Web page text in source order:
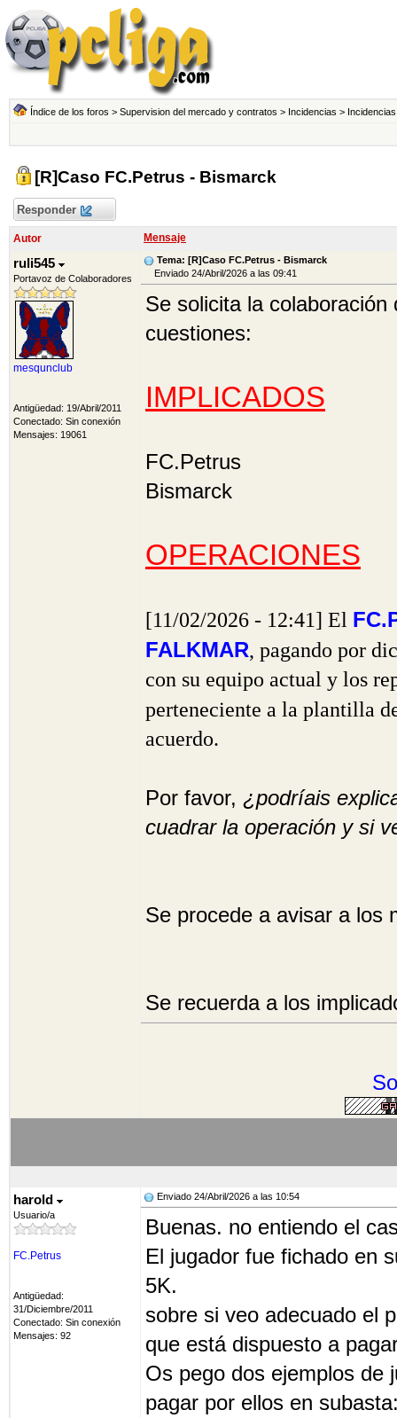
Índice de los foros > Supervision del mercado y contratos > Incidencias >
[R]Caso FC.Petrus - Bismarck
Responder
Autor Mensaje
ruli545
Portavoz de Colaboradores
mesqunclub
Antigüedad: 19/Abril/2011
Conectado: Sin conexión
Mensajes: 19061
Tema: [R]Caso FC.Petrus - Bismarck
Enviado 24/Abril/2026 a las 09:41
Se solicita la
cuestiones:
IMPLICADOS
FC.Petrus
Bismarck
OPERACIONES
[11/02/2026 - 12:41] El
FALKMAR, pagando por
con su equipo actual y los
perteneciente a la plantilla
acuerdo.
Por favor, ¿podríais
cuadrar la operación y si
Se procede a avisar a los
Se recuerda a los
harold
Usuario/a
FC.Petrus
Antigüedad:
31/Diciembre/2011
Conectado: Sin conexión
Mensajes: 92
Enviado 24/Abril/2026 a las 10:54
Buenas. no entiendo el
El jugador fue fichado en
5K.
sobre si veo adecuado el
que está dispuesto a
Os pego dos ejemplos de
pagar por ellos en